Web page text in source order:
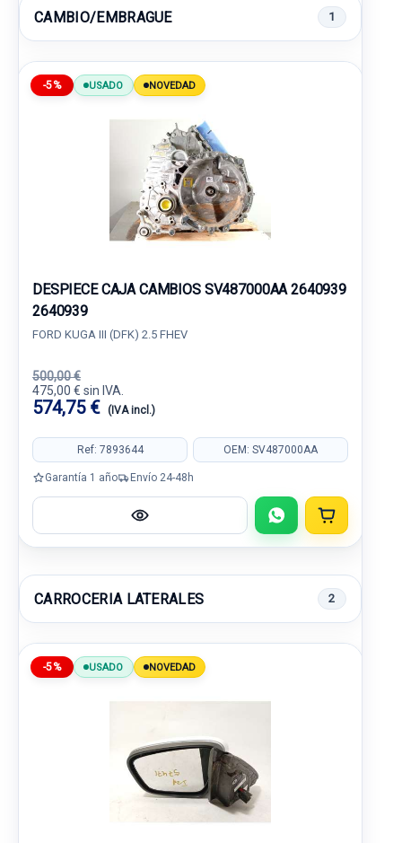
CAMBIO/EMBRAGUE 1
-5% USADO NOVEDAD
DESPIECE CAJA CAMBIOS SV487000AA 2640939
2640939
FORD KUGA III (DFK) 2.5 FHEV
500,00 €
475,00 € sin IVA.
574,75 € (IVA incl.)
Ref: 7893644 OEM: SV487000AA
Garantía 1 año Envío 24-48h
CARROCERIA LATERALES 2
-5% USADO NOVEDAD